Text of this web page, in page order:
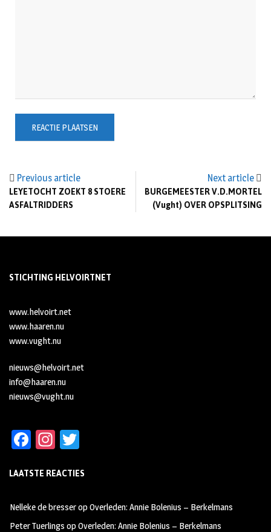
Previous article
LEYETOCHT ZOEKT 8 STOERE
ASFALTRIDDERS
Next article
BURGEMEESTER V.D.MORTEL
(Vught) OVER OPSPLITSING
STICHTING HELVOIRTNET
www.helvoirt.net
www.haaren.nu
www.vught.nu
nieuws@helvoirt.net
info@haaren.nu
nieuws@vught.nu
Fa
b
oo
k
In
ag
m
tt
LAATSTE REACTIES
Nelleke de bresseropOverleden: Annie Bolenius – Berkelmans
Peter Tuerlings opOverleden: Annie Bolenius – Berkelmans